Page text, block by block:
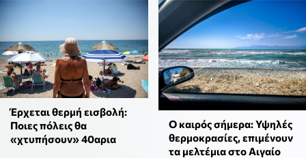
Έρχεται θερμή εισβολή:
Ποιες πόλεις θα
«χτυπήσουν» 40αρια
Ο καιρός σήμερα: Υψηλές
θερμοκρασίες, επιμένουν
τα μελτέμια στο Αιγαίο